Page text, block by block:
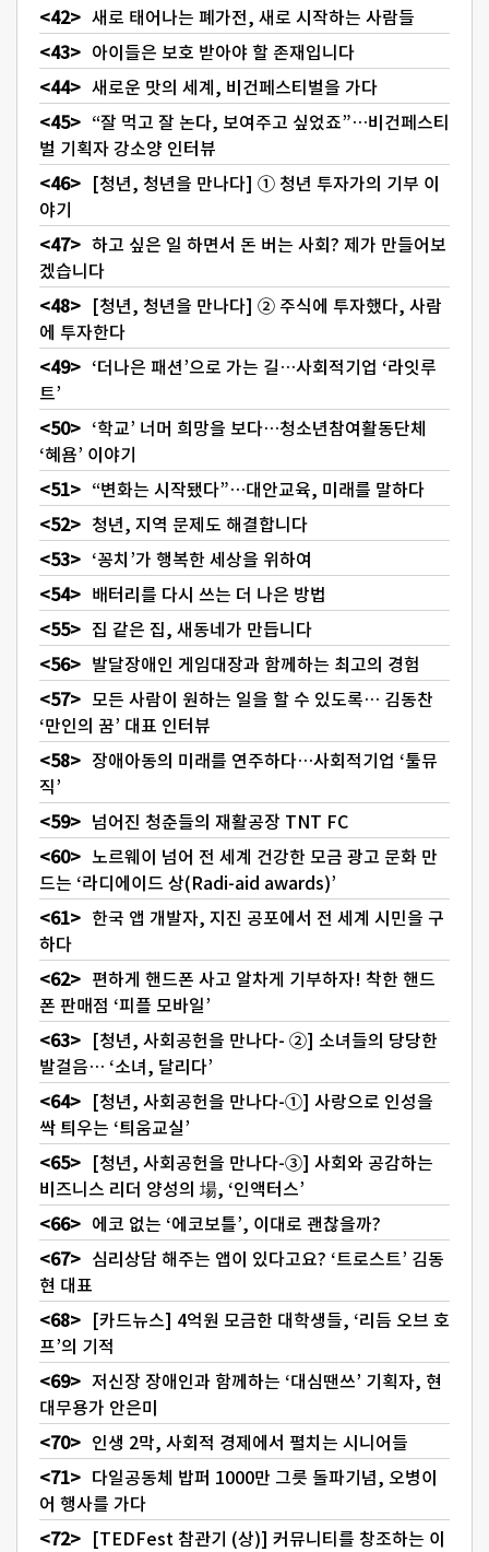
새로 태어나는 폐가전, 새로 시작하는 사람들
아이들은 보호 받아야 할 존재입니다
새로운 맛의 세계, 비건페스티벌을 가다
“잘 먹고 잘 논다, 보여주고 싶었죠”…비건페스티
벌 기획자 강소양 인터뷰
[청년, 청년을 만나다] ① 청년 투자가의 기부 이
야기
하고 싶은 일 하면서 돈 버는 사회? 제가 만들어보
겠습니다
[청년, 청년을 만나다] ② 주식에 투자했다, 사람
에 투자한다
‘더나은 패션’으로 가는 길…사회적기업 ‘라잇루
트’
‘학교’ 너머 희망을 보다…청소년참여활동단체
‘혜욤’ 이야기
“변화는 시작됐다”…대안교육, 미래를 말하다
청년, 지역 문제도 해결합니다
‘꽁치’가 행복한 세상을 위하여
배터리를 다시 쓰는 더 나은 방법
집 같은 집, 새동네가 만듭니다
발달장애인 게임대장과 함께하는 최고의 경험
모든 사람이 원하는 일을 할 수 있도록… 김동찬
‘만인의 꿈’ 대표 인터뷰
장애아동의 미래를 연주하다…사회적기업 ‘툴뮤
직’
넘어진 청춘들의 재활공장 TNT FC
노르웨이 넘어 전 세계 건강한 모금 광고 문화 만
드는 ‘라디에이드 상(Radi-aid awards)’
한국 앱 개발자, 지진 공포에서 전 세계 시민을 구
하다
편하게 핸드폰 사고 알차게 기부하자! 착한 핸드
폰 판매점 ‘피플 모바일’
[청년, 사회공헌을 만나다- ②] 소녀들의 당당한
발걸음… ‘소녀, 달리다’
[청년, 사회공헌을 만나다-①] 사랑으로 인성을
싹 틔우는 ‘틔움교실’
[청년, 사회공헌을 만나다-③] 사회와 공감하는
비즈니스 리더 양성의 場, ‘인액터스’
에코 없는 ‘에코보틀’, 이대로 괜찮을까?
심리상담 해주는 앱이 있다고요? ‘트로스트’ 김동
현 대표
[카드뉴스] 4억원 모금한 대학생들, ‘리듬 오브 호
프’의 기적
저신장 장애인과 함께하는 ‘대심땐쓰’ 기획자, 현
대무용가 안은미
인생 2막, 사회적 경제에서 펼치는 시니어들
다일공동체 밥퍼 1000만 그릇 돌파기념, 오병이
어 행사를 가다
[TEDFest 참관기 (상)] 커뮤니티를 창조하는 이